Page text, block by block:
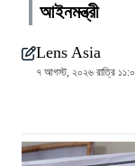
আইনমন্ত্রী
Lens Asia
৭ আগস্ট, ২০২৬ রাত্রি